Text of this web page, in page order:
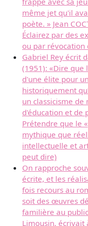
même jet qu'il
poète. » Jean
Éclairez par des
ou par révocation
Gabriel Rey écrit
(1951): «Dire que
d'une élite pour
historiquement
un classicisme de
d'éducation et de
Prétendre que le
mythique que
intellectuelle et
peut dire)
On rapproche
écrite, et les
fois recours au
soit des œuvres
familière au
Limousin, écrivait